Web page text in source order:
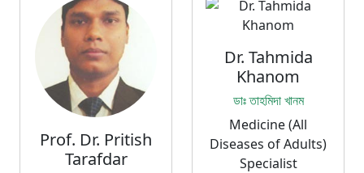
Prof. Dr. Pritish
Tarafdar
Dr. Tahmida
Khanom
ডাঃ তাহমিদা খানম
Medicine (All
Diseases of Adults)
Specialist